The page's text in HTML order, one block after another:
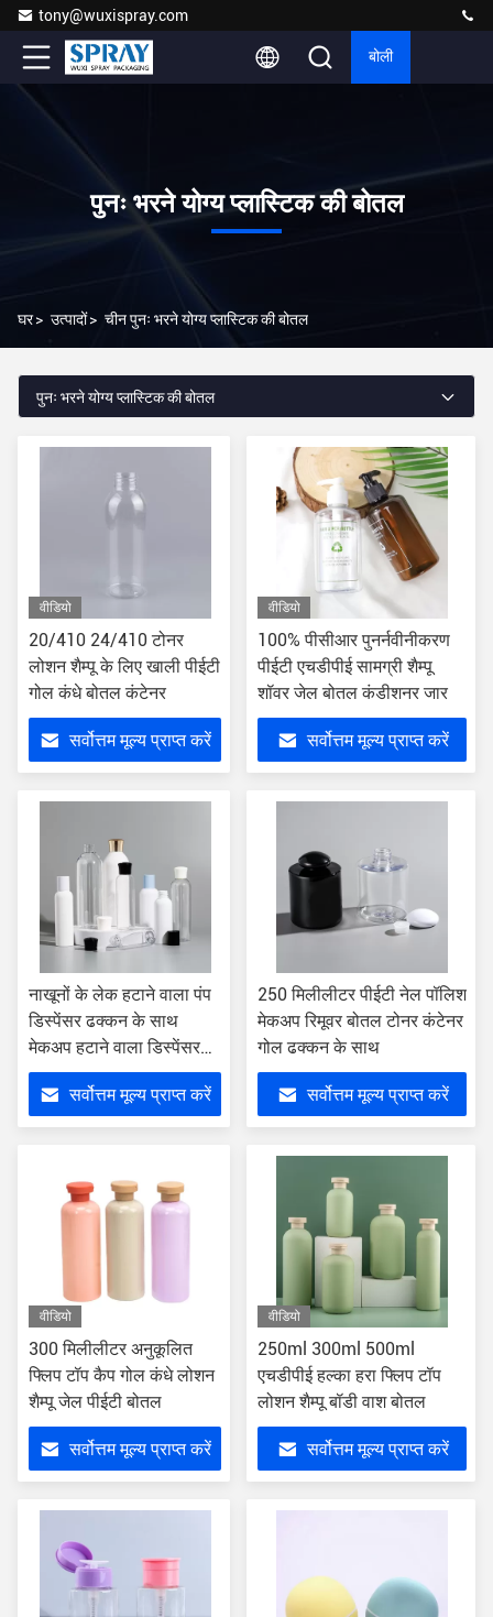
tony@wuxispray.com
बोली
पुनः भरने योग्य प्लास्टिक की बोतल
घर> उत्पादों> चीन पुनः भरने योग्य प्लास्टिक की बोतल
पुनः भरने योग्य प्लास्टिक की बोतल
वीडियो
20/410 24/410 टोनर
लोशन शैम्पू के लिए खाली पीईटी
गोल कंधे बोतल कंटेनर
सर्वोत्तम मूल्य प्राप्त करें
वीडियो
100% पीसीआर पुनर्नवीनीकरण
पीईटी एचडीपीई सामग्री शैम्पू
शॉवर जेल बोतल कंडीशनर जार
सर्वोत्तम मूल्य प्राप्त करें
नाखूनों के लेक हटाने वाला पंप
डिस्पेंसर ढक्कन के साथ
मेकअप हटाने वाला डिस्पेंसर
120ml 500ml
सर्वोत्तम मूल्य प्राप्त करें
250 मिलीलीटर पीईटी नेल पॉलिश
मेकअप रिमूवर बोतल टोनर कंटेनर
गोल ढक्कन के साथ
सर्वोत्तम मूल्य प्राप्त करें
वीडियो
300 मिलीलीटर अनुकूलित
फ्लिप टॉप कैप गोल कंधे लोशन
शैम्पू जेल पीईटी बोतल
सर्वोत्तम मूल्य प्राप्त करें
वीडियो
250ml 300ml 500ml
एचडीपीई हल्का हरा फ्लिप टॉप
लोशन शैम्पू बॉडी वाश बोतल
सर्वोत्तम मूल्य प्राप्त करें